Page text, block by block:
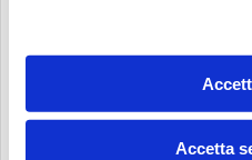
Accetta
НАСТОЯЩИМ Я ДАЮ СВОЕ
МАРКЕТИНГОВЫХ ИССЛЕДОВАНИЙ И